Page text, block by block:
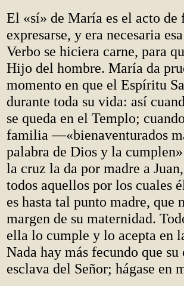
El «sí» de María es el acto de
expresarse, y era necesaria
Verbo se hiciera carne, para
Hijo del hombre. María da
momento en que el Espíritu
durante toda su vida: así
se queda en el Templo;
familia —«bienaventurados
palabra de Dios y la
la cruz la da por madre a
todos aquellos por los cuales
es hasta tal punto madre, que
margen de su maternidad.
ella lo cumple y lo acepta en
Nada hay más fecundo que
esclava del Señor; hágase en